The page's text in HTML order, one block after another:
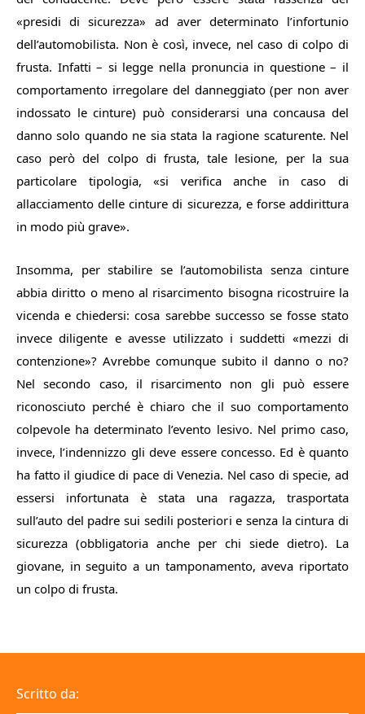
«presidi di sicurezza» ad aver determinato l’infortunio
dell’automobilista. Non è così, invece, nel caso di colpo di
frusta. Infatti – si legge nella pronuncia in questione – il
comportamento irregolare del danneggiato (per non aver
indossato le cinture) può considerarsi una concausa del
danno solo quando ne sia stata la ragione scaturente. Nel
caso però del colpo di frusta, tale lesione, per la sua
particolare tipologia, «si verifica anche in caso di
allacciamento delle cinture di sicurezza, e forse addirittura
in modo più grave».
Insomma, per stabilire se l’automobilista senza cinture
abbia diritto o meno al risarcimento bisogna ricostruire la
vicenda e chiedersi: cosa sarebbe successo se fosse stato
invece diligente e avesse utilizzato i suddetti «mezzi di
contenzione»? Avrebbe comunque subito il danno o no?
Nel secondo caso, il risarcimento non gli può essere
riconosciuto perché è chiaro che il suo comportamento
colpevole ha determinato l’evento lesivo. Nel primo caso,
invece, l’indennizzo gli deve essere concesso. Ed è quanto
ha fatto il giudice di pace di Venezia. Nel caso di specie, ad
essersi infortunata è stata una ragazza, trasportata
sull’auto del padre sui sedili posteriori e senza la cintura di
sicurezza (obbligatoria anche per chi siede dietro). La
giovane, in seguito a un tamponamento, aveva riportato
un colpo di frusta.
Scritto da: